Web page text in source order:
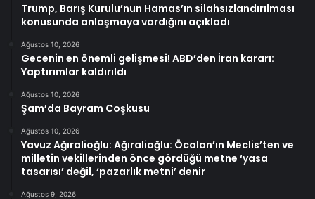
Trump, Barış Kurulu’nun Hamas’ın silahsızlandırılması
konusunda anlaşmaya vardığını açıkladı
Ağustos 10, 2026
Gecenin en önemli gelişmesi! ABD’den İran kararı:
Yaptırımlar kaldırıldı
Ağustos 10, 2026
Şam’da Bayram Coşkusu
Ağustos 10, 2026
Yavuz Ağıralioğlu: Ağıralioğlu: Öcalan’ın Meclis’ten ve
milletin vekillerinden önce gördüğü metne ‘yasa
tasarısı’ değil, ‘pazarlık metni’ denir
Ağustos 9, 2026